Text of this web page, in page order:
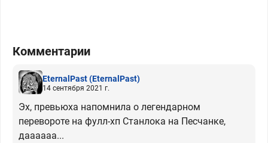
Комментарии
EternalPast(EternalPast)
14 сентября 2021 г.
Эх, превьюха напомнила о легендарном
перевороте на фулл-хп Станлока на Песчанке,
даааааа...